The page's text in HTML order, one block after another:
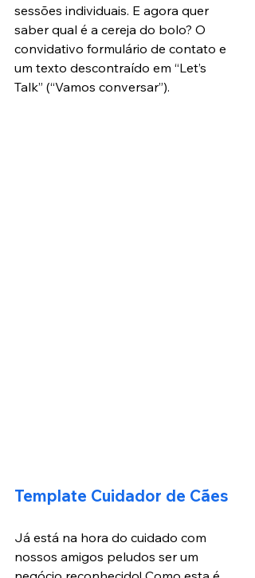
sessões individuais. E agora quer
saber qual é a cereja do bolo? O
convidativo formulário de contato e
um texto descontraído em “Let’s
Talk” (“Vamos conversar”).
Template Cuidador de Cães
Já está na hora do cuidado com
nossos amigos peludos ser um